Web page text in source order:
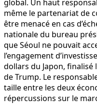
global. Un haut
même le partenariat de
être menacé en cas
nationale du bureau
que Séoul ne pouvait
l’engagement
dollars du Japon,
de Trump. Le
taille entre les deux
répercussions sur le